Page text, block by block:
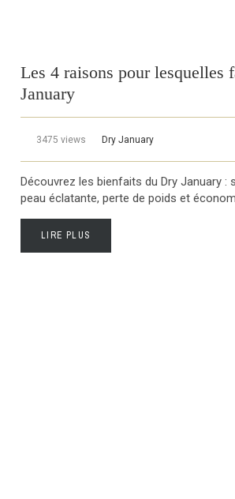
Les 4 raisons pour lesquelles
January
3475 views Dry January
Découvrez les bienfaits du Dry January :
peau éclatante, perte de poids et
LIRE PLUS